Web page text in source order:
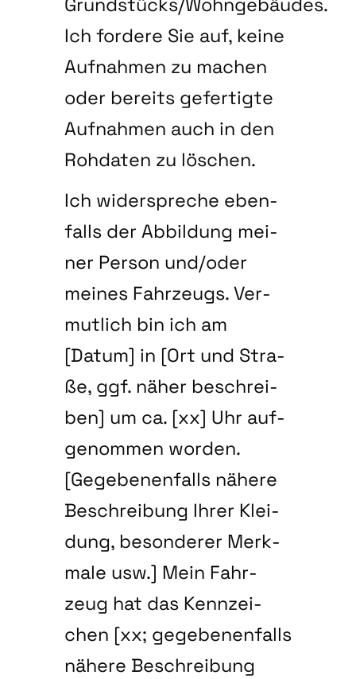
Grundstücks/Wohngebäudes.
Ich for­de­re Sie auf, kei­ne
Auf­nah­men zu machen
oder bereits gefer­tig­te
Auf­nah­men auch in den
Roh­da­ten zu löschen.
Ich wider­spre­che eben­
falls der Abbil­dung mei­
ner Per­son und/oder
mei­nes Fahr­zeugs. Ver­
mut­lich bin ich am
[Datum] in [Ort und Stra­
ße, ggf. näher beschrei­
ben] um ca. [xx] Uhr auf­
ge­nom­men wor­den.
[Gege­be­nen­falls nähe­re
Beschrei­bung Ihrer Klei­
dung, beson­de­rer Merk­
ma­le usw.] Mein Fahr­
zeug hat das Kenn­zei­
chen [xx; gege­be­nen­falls
nähe­re Beschrei­bung